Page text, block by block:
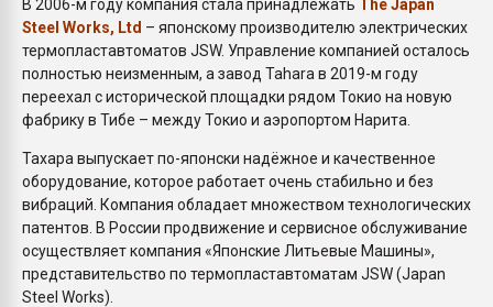
В 2006-м году компания стала принадлежать The Japan
Steel Works, Ltd – японскому производителю электрических
термопластавтоматов JSW. Управление компанией осталось
полностью неизменным, а завод Tahara в 2019-м году
переехал с исторической площадки рядом Токио на новую
фабрику в Тибе – между Токио и аэропортом Нарита.
Тахара выпускает по-японски надёжное и качественное
оборудование, которое работает очень стабильно и без
вибраций. Компания обладает множеством технологических
патентов. В России продвижение и сервисное обслуживание
осуществляет компания «Японские Литьевые Машины»,
представительство по термопластавтоматам JSW (Japan
Steel Works).